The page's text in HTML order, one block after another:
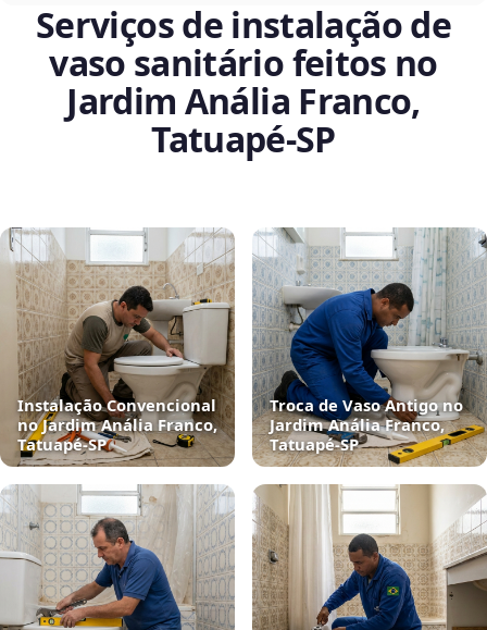
Serviços de instalação de
vaso sanitário feitos no
Jardim Anália Franco,
Tatuapé‑SP
Instalação Convencional
no Jardim Anália Franco,
Tatuapé‑SP
Troca de Vaso Antigo no
Jardim Anália Franco,
Tatuapé‑SP